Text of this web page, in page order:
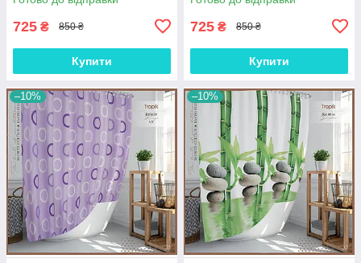
725 ₴ 850 ₴
Купити
725 ₴ 850 ₴
Купити
–10% –10%